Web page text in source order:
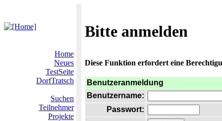
Bitte anmelden
Home
Neues
TestSeite
DorfTratsch
Suchen
Teilnehmer
Projekte
Diese Funktion erfordert eine
Benutzeranmeldung
Benutzername:
Passwort: